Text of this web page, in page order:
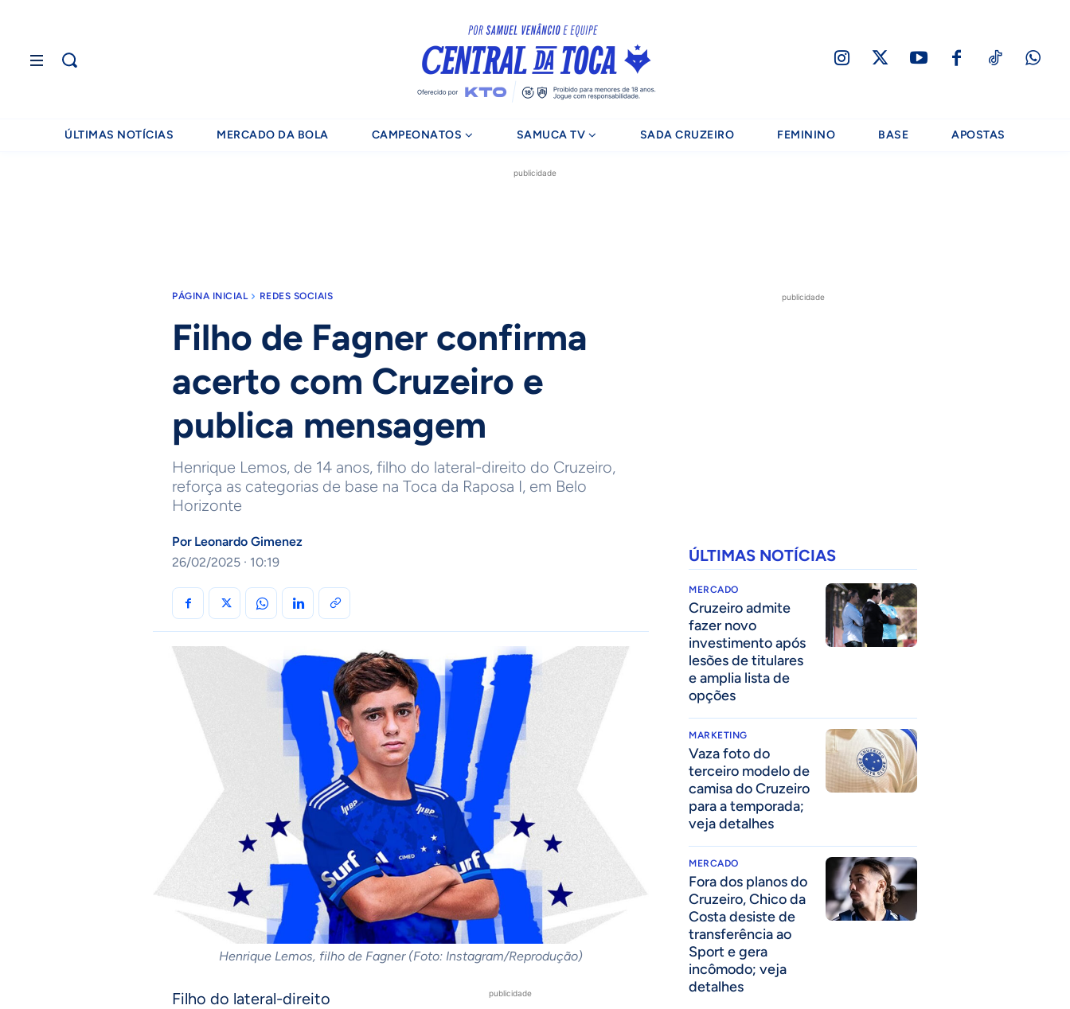
ÚLTIMAS NOTÍCIAS MERCADO DA BOLA CAMPEONATOS SAMUCA TV SADA CRUZEIRO FEMININO BASE APOSTAS
publicidade
PÁGINA INICIAL REDES SOCIAIS
Filho de Fagner confirma
acerto com Cruzeiro e
publica mensagem
Henrique Lemos, de 14 anos, filho do lateral-direito do Cruzeiro,
reforça as categorias de base na Toca da Raposa I, em Belo
Horizonte
Por Leonardo Gimenez
26/02/2025 · 10:19
Henrique Lemos, filho de Fagner (Foto: Instagram/Reprodução)
publicidade
Filho do lateral-direito
publicidade
ÚLTIMAS NOTÍCIAS
MERCADO
Cruzeiro admite
fazer novo
investimento após
lesões de titulares
e amplia lista de
opções
MARKETING
Vaza foto do
terceiro modelo de
camisa do Cruzeiro
para a temporada;
veja detalhes
MERCADO
Fora dos planos do
Cruzeiro, Chico da
Costa desiste de
transferência ao
Sport e gera
incômodo; veja
detalhes